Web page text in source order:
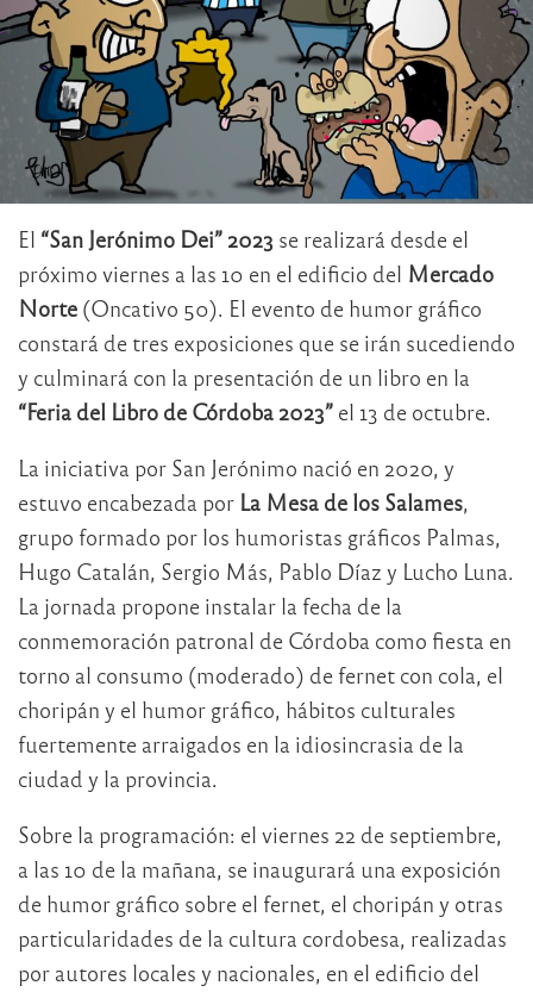
El “San Jerónimo Dei” 2023 se realizará desde el
próximo viernes a las 10 en el edificio del Mercado
Norte (Oncativo 50). El evento de humor gráfico
constará de tres exposiciones que se irán sucediendo
y culminará con la presentación de un libro en la
“Feria del Libro de Córdoba 2023” el 13 de octubre.
La iniciativa por San Jerónimo nació en 2020, y
estuvo encabezada por La Mesa de los Salames,
grupo formado por los humoristas gráficos Palmas,
Hugo Catalán, Sergio Más, Pablo Díaz y Lucho Luna.
La jornada propone instalar la fecha de la
conmemoración patronal de Córdoba como fiesta en
torno al consumo (moderado) de fernet con cola, el
choripán y el humor gráfico, hábitos culturales
fuertemente arraigados en la idiosincrasia de la
ciudad y la provincia.
Sobre la programación: el viernes 22 de septiembre,
a las 10 de la mañana, se inaugurará una exposición
de humor gráfico sobre el fernet, el choripán y otras
particularidades de la cultura cordobesa, realizadas
por autores locales y nacionales, en el edificio del